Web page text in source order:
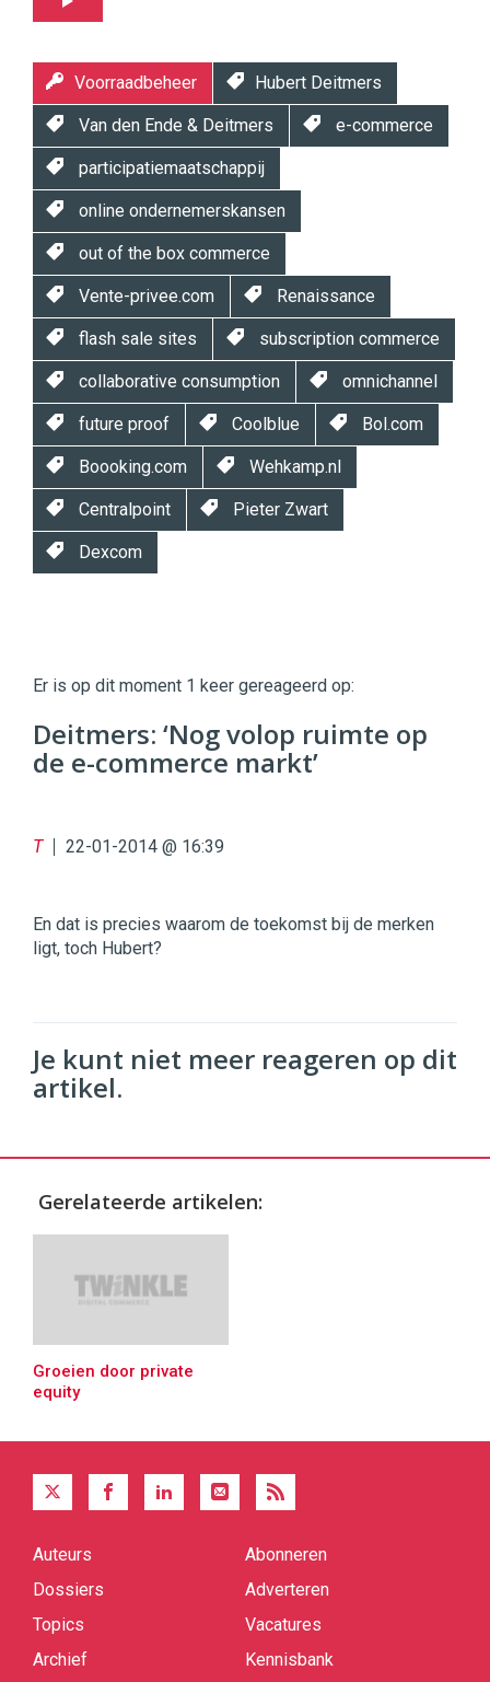
Voorraadbeheer Hubert Deitmers
Van den Ende & Deitmers e-commerce
participatiemaatschappij
online ondernemerskansen
out of the box commerce
Vente-privee.com Renaissance
flash sale sites subscription commerce
collaborative consumption omnichannel
future proof Coolblue Bol.com
Boooking.com Wehkamp.nl
Centralpoint Pieter Zwart
Dexcom
|
Digital
Commercehttps://twinklemagazine.nl
9654
Er is op dit moment 1 keer gereageerd op:
Deitmers: ‘Nog volop ruimte op
de e-commerce markt’
T 22-01-2014 @ 16:39
En dat is precies waarom de toekomst bij de merken
ligt, toch Hubert?
Je kunt niet meer reageren op dit
artikel.
Gerelateerde artikelen:
Groeien door private
equity
Quick
Auteurs
Dossiers
Topics
Archief
Abonneren
Adverteren
Vacatures
Kennisbank